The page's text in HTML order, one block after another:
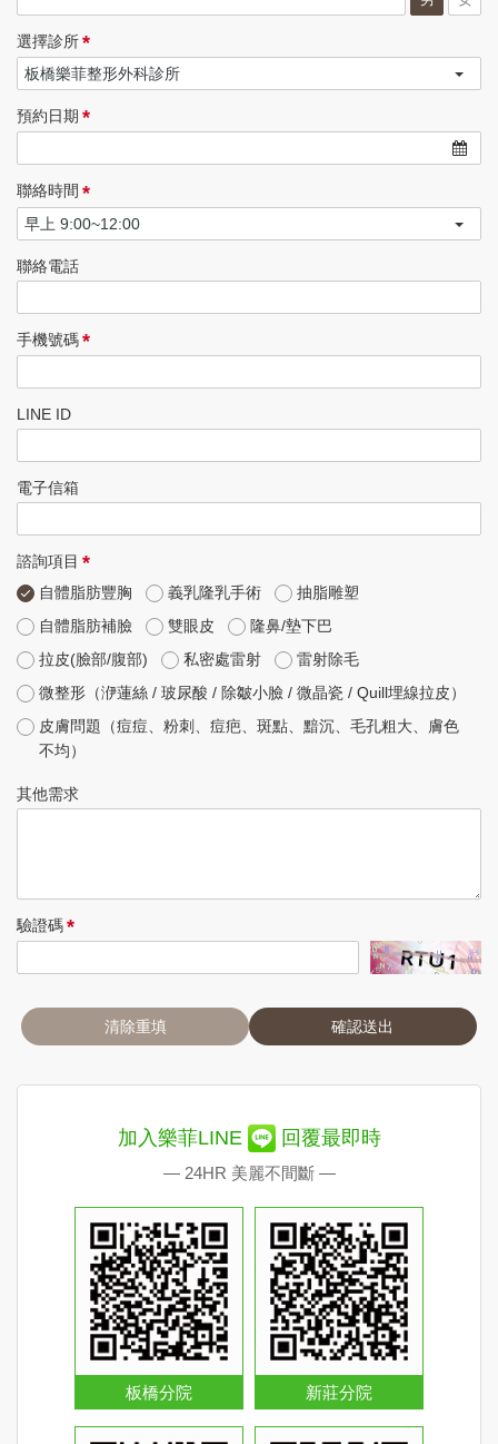
選擇診所*
預約日期 *
聯絡時間 *
聯絡電話
手機號碼*
LINE ID
電子信箱
諮詢項目 *
自體脂肪豐胸 義乳隆乳手術
抽脂雕塑
自體脂肪補臉
雙眼皮
隆鼻/墊下巴
拉皮(臉部/腹部)
私密處雷射
雷射除毛
微整形（洢蓮絲 / 玻尿酸 / 除皺小臉 / 微晶瓷 / Quill埋線拉皮）
皮膚問題（痘痘、粉刺、痘疤、斑點、黯沉、毛孔粗大、膚色
不均）
其他需求
驗證碼*
清除重填 確認送出
加入樂菲LINE 回覆最即時
— 24HR 美麗不間斷 —
板橋分院 新莊分院